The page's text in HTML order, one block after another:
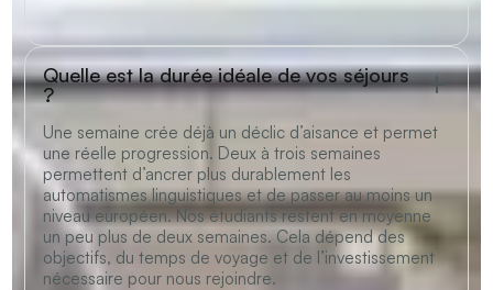
Quelle est la durée idéale de vos séjours
?
Une semaine crée déjà un déclic d’aisance et permet
une réelle progression. Deux à trois semaines
permettent d’ancrer plus durablement les
automatismes linguistiques et de passer au moins un
niveau européen. Nos étudiants restent en moyenne
un peu plus de deux semaines. Cela dépend des
objectifs, du temps de voyage et de l’investissement
nécessaire pour nous rejoindre.